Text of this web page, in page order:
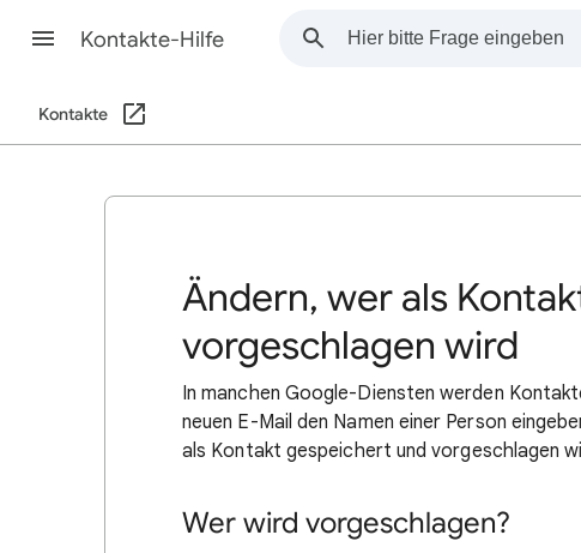
Kontakte-Hilfe
Kontakte
Ändern, wer als
vorgeschlagen wird
In manchen Google-Diensten werden
neuen E-Mail den Namen einer Person
als Kontakt gespeichert und vorgeschlagen
Wer wird vorgeschlagen?